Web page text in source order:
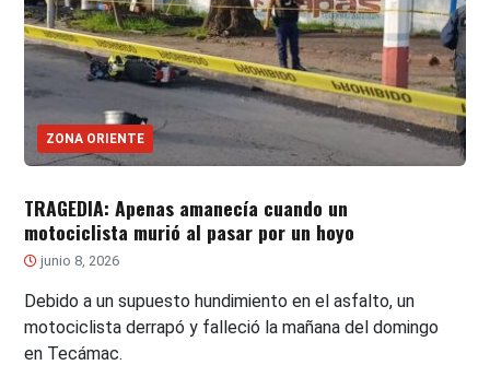
ZONA ORIENTE
TRAGEDIA: Apenas amanecía cuando un
motociclista murió al pasar por un hoyo
junio 8, 2026
Debido a un supuesto hundimiento en el asfalto, un
motociclista derrapó y falleció la mañana del domingo
en Tecámac.